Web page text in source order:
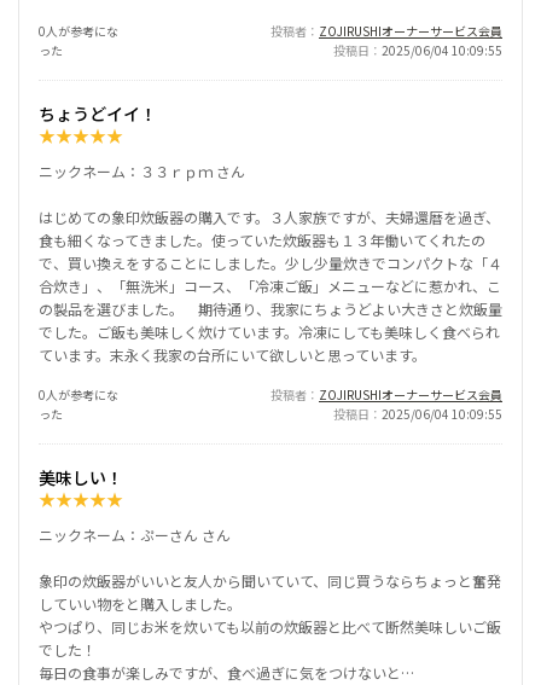
0人が参考にな
った
投稿者
ZOJIRUSHIオーナーサービス会員
投稿日
2025/06/04 10:09:55
ちょうどイイ！
★★★★★
ニックネーム：３３ｒｐｍ さん
はじめての象印炊飯器の購入です。３人家族ですが、夫婦還暦を過ぎ、
食も細くなってきました。使っていた炊飯器も１３年働いてくれたの
で、買い換えをすることにしました。少し少量炊きでコンパクトな「４
合炊き」、「無洗米」コース、「冷凍ご飯」メニューなどに惹かれ、こ
の製品を選びました。 期待通り、我家にちょうどよい大きさと炊飯量
でした。ご飯も美味しく炊けています。冷凍にしても美味しく食べられ
ています。末永く我家の台所にいて欲しいと思っています。
0人が参考にな
った
投稿者
ZOJIRUSHIオーナーサービス会員
投稿日
2025/06/04 10:09:55
美味しい！
★★★★★
ニックネーム：ぷーさん さん
象印の炊飯器がいいと友人から聞いていて、同じ買うならちょっと奮発
していい物をと購入しました。
やつぱり、同じお米を炊いても以前の炊飯器と比べて断然美味しいご飯
でした！
毎日の食事が楽しみですが、食べ過ぎに気をつけないと…